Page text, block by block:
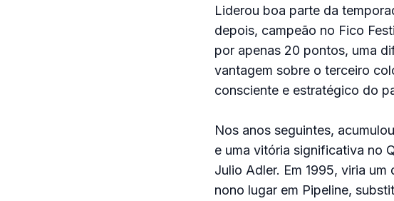
Liderou boa parte da
depois, campeão no Fico
por apenas 20 pontos, uma
vantagem sobre o terceiro
consciente e estratégico do
Nos anos seguintes,
e uma vitória significativa no
Julio Adler. Em 1995, viria
nono lugar em Pipeline,